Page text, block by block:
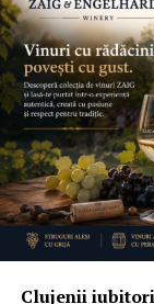
Clujenii